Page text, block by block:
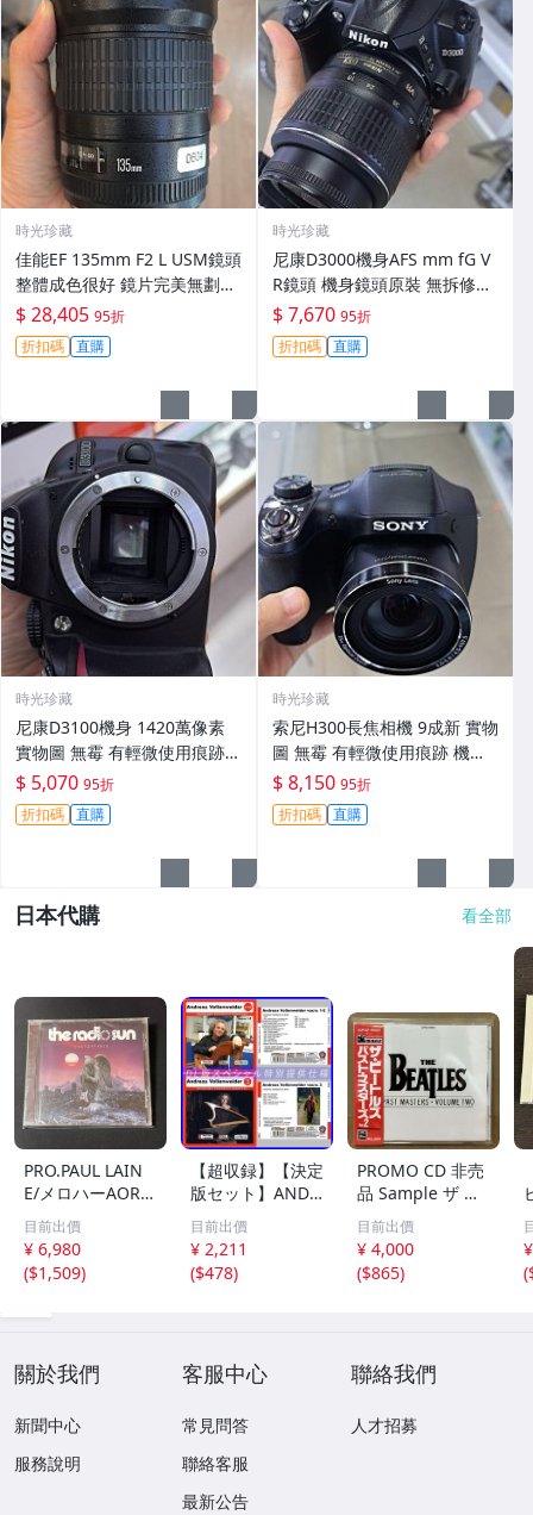
時光珍藏
佳能EF 135mm F2 L USM鏡頭
整體成色很好 鏡片完美無劃痕
功能一切正常 無拆修無-3430
$ 28,405 95折
折扣碼 直購
時光珍藏
尼康D3000機身AFS mm fG V
R鏡頭 機身鏡頭原裝 無拆修無
翻新 有輕微使用痕跡 鏡頭-34
30
$ 7,670 95折
折扣碼 直購
時光珍藏
尼康D3100機身 1420萬像素
實物圖 無霉 有輕微使用痕跡
機身原裝 無拆修無翻新 臨-34
3
$ 5,070 95折
折扣碼 直購
時光珍藏
索尼H300長焦相機 9成新 實物
圖 無霉 有輕微使用痕跡 機身
鏡頭原裝 無拆修無翻新-3430
$ 8,150 95折
折扣碼 直購
日本代購 看全部
PRO.PAUL LAIN
E/メロハーAOR◆
THE RADIO SUN/
UNSTOPPABLE
目前出價
¥ 6,980
($1,509)
【超収録】【決定
版セット】ANDR
EAS VOLLENWEI
DER CD1+2+3 厳
選プレミア音源集
MP3CD-DLVer 3
目前出價
¥ 2,211
($478)
PROMO CD 非売
品 Sample ザ ビ
ートルズ パスト
マスターズ VOL.2
CP32-5602 THE
BEATLES / PAST
目前出價
¥ 4,000
($865)
(
關於我們
新聞中心
服務說明
客服中心
常見問答
聯絡客服
最新公告
聯絡我們
人才招募